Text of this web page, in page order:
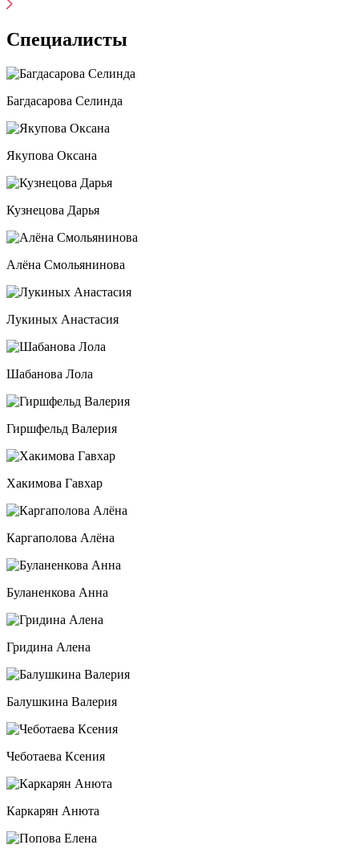
Специалисты
Багдасарова Селинда
Якупова Оксана
Кузнецова Дарья
Алёна Смольянинова
Лукиных Анастасия
Шабанова Лола
Гиршфельд Валерия
Хакимова Гавхар
Каргаполова Алёна
Буланенкова Анна
Гридина Алена
Балушкина Валерия
Чеботаева Ксения
Каркарян Анюта